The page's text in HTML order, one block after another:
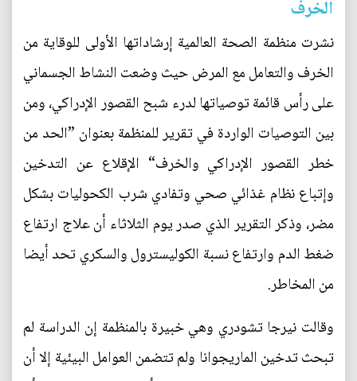
الخرف
نشرت منظمة الصحة العالمية إرشاداتها الأولى للوقاية من
الخرف والتعامل مع المرض حيث وضعت النشاط الجسماني
على رأس قائمة توصياتها لدرء شبح القصور الإدراكي، ومن
بين التوصيات الواردة في تقرير للمنظمة بعنوان ”الحد من
خطر القصور الإدراكي والخرف“ الإقلاع عن التدخين
وإتباع نظام غذائي صحي وتفادي شرب الكحوليات بشكل
مضر، وذكر التقرير الذي صدر يوم الثلاثاء أن علاج ارتفاع
ضغط الدم وارتفاع نسبة الكوليسترول والسكري تحد أيضا
من المخاطر.
وقالت نيرجا تشودري وهي خبيرة بالمنظمة إن الدراسة لم
تبحث تدخين الماريجوانا ولم تتضمن العوامل البيئية إلا أن